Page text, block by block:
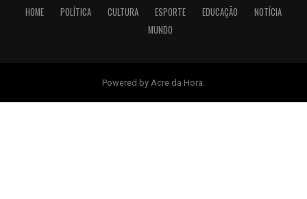
HOME POLÍTICA CULTURA ESPORTE EDUCAÇÃO
NOTÍCIA
MUNDO
Powered by Acre da Hora.